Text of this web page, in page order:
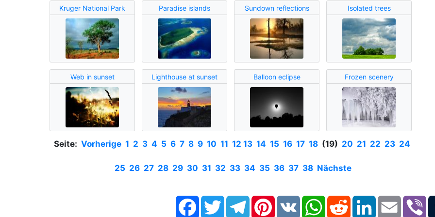
Kruger National Park Paradise islands Sundown reflections Isolated trees
Web in sunset Lighthouse at sunset Balloon eclipse Frozen scenery
Seite: Vorherige 1 2 3 4 5 6 7 8 9 10 11 12 13 14 15 16 17 18 (19) 20 21 22 23 24
25 26 27 28 29 30 31 32 33 34 35 36 37 38 Nächste
FacebookTwitter TelegramPinterestVK WhatsAppReddit LinkedIn Email